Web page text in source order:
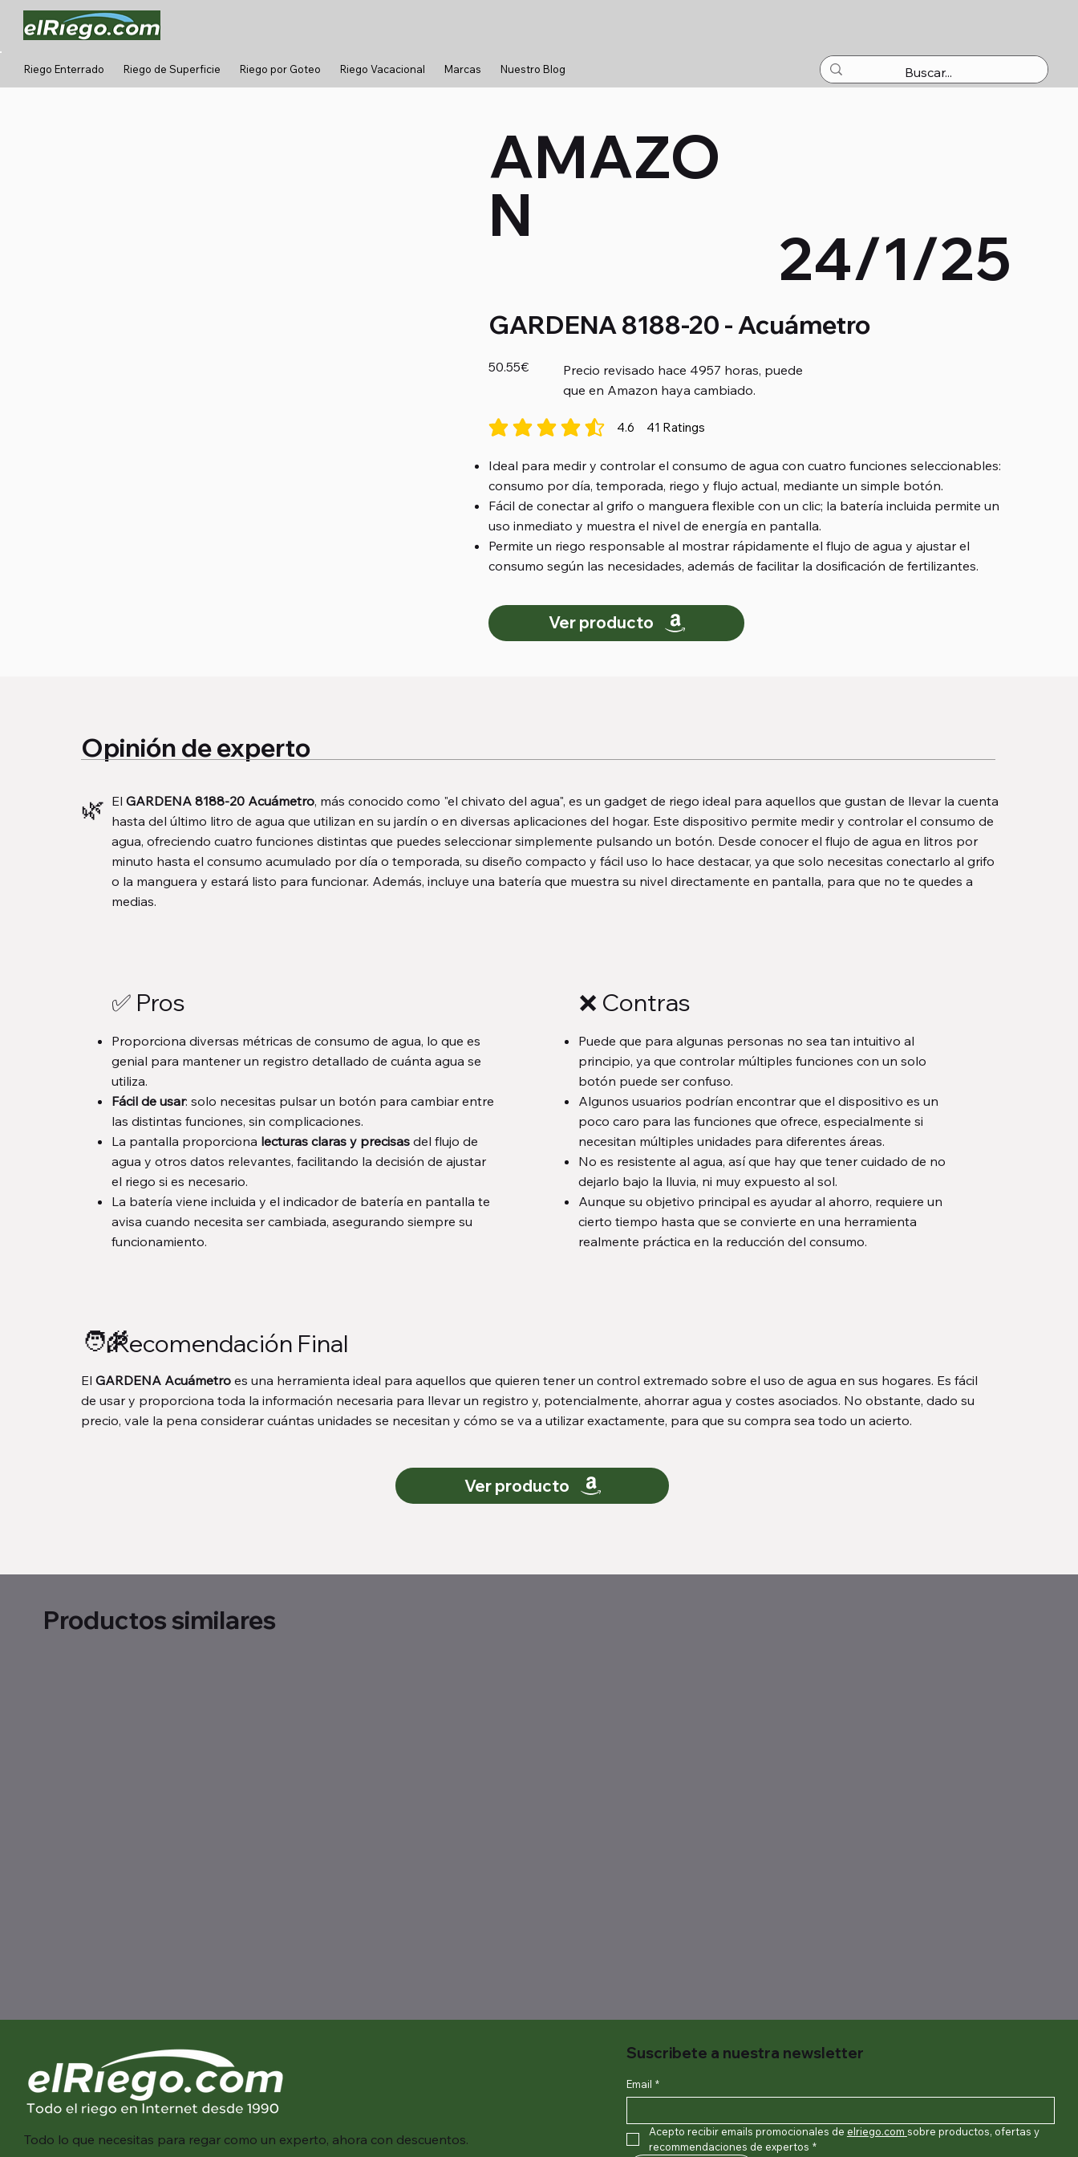
Riego Enterrado Riego de Superficie Riego por Goteo Riego Vacacional Marcas Nuestro Blog
AMAZO
N
24/1/25
GARDENA 8188-20 - Acuámetro
50.55€
Precio revisado hace 4957 horas, puede
que en Amazon haya cambiado.
4.6 41 Ratings
la calificación promedio es 4.6 de 5, basada en 41 votos, Ratings
Ideal para medir y controlar el consumo de agua con cuatro funciones seleccionables:
consumo por día, temporada, riego y flujo actual, mediante un simple botón.
Fácil de conectar al grifo o manguera flexible con un clic; la batería incluida permite un
uso inmediato y muestra el nivel de energía en pantalla.
Permite un riego responsable al mostrar rápidamente el flujo de agua y ajustar el
consumo según las necesidades, además de facilitar la dosificación de fertilizantes.
Ver producto
Opinión de experto
🌿 El GARDENA 8188-20 Acuámetro, más conocido como "el chivato del agua", es un gadget de riego ideal para aquellos que gustan de llevar la cuenta
hasta del último litro de agua que utilizan en su jardín o en diversas aplicaciones del hogar. Este dispositivo permite medir y controlar el consumo de
agua, ofreciendo cuatro funciones distintas que puedes seleccionar simplemente pulsando un botón. Desde conocer el flujo de agua en litros por
minuto hasta el consumo acumulado por día o temporada, su diseño compacto y fácil uso lo hace destacar, ya que solo necesitas conectarlo al grifo
o la manguera y estará listo para funcionar. Además, incluye una batería que muestra su nivel directamente en pantalla, para que no te quedes a
medias.
✅ Pros
Proporciona diversas métricas de consumo de agua, lo que es
genial para mantener un registro detallado de cuánta agua se
utiliza.
Fácil de usar: solo necesitas pulsar un botón para cambiar entre
las distintas funciones, sin complicaciones.
La pantalla proporciona lecturas claras y precisasdel flujo de
agua y otros datos relevantes, facilitando la decisión de ajustar
el riego si es necesario.
La batería viene incluida y el indicador de batería en pantalla te
avisa cuando necesita ser cambiada, asegurando siempre su
funcionamiento.
❌ Contras
Puede que para algunas personas no sea tan intuitivo al
principio, ya que controlar múltiples funciones con un solo
botón puede ser confuso.
Algunos usuarios podrían encontrar que el dispositivo es un
poco caro para las funciones que ofrece, especialmente si
necesitan múltiples unidades para diferentes áreas.
No es resistente al agua, así que hay que tener cuidado de no
dejarlo bajo la lluvia, ni muy expuesto al sol.
Aunque su objetivo principal es ayudar al ahorro, requiere un
cierto tiempo hasta que se convierte en una herramienta
realmente práctica en la reducción del consumo.
🧑‍🌾Recomendación Final
ElGARDENA Acuámetro es una herramienta ideal para aquellos que quieren tener un control extremado sobre el uso de agua en sus hogares. Es fácil
de usar y proporciona toda la información necesaria para llevar un registro y, potencialmente, ahorrar agua y costes asociados. No obstante, dado su
precio, vale la pena considerar cuántas unidades se necesitan y cómo se va a utilizar exactamente, para que su compra sea todo un acierto.
Ver producto
Productos similares
Todo lo que necesitas para regar como un experto, ahora con descuentos.
Suscribete a nuestra newsletter
Email *
Acepto recibir emails promocionales de elriego.com sobre productos, ofertas y
recommendaciones de expertos *